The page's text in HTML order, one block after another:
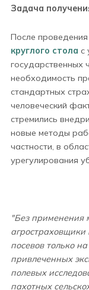
Задача
После
круглого стола с
государственных
необходимость
стандартных
человеческий
стремились
новые методы
частности, в
урегулирования
"Без применения
агростраховщики
посевов только
привлеченных
полевых
пахотных